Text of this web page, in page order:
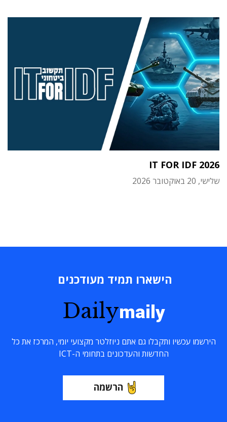
IT FOR IDF 2026
שלישי, 20 באוקטובר 2026
הישארו תמיד מעודכנים
Dailymaily
הירשמו עכשיו ותקבלו גם אתם ניוזלטר מקצועי יומי, המרכז את כל
החדשות והעדכונים בתחומי ה-ICT
הרשמה